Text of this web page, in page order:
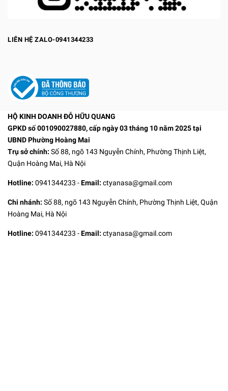
LIÊN HỆ ZALO-0941344233
HỘ KINH DOANH ĐỖ HỮU QUANG
GPKD số 001090027880, cấp ngày 03 tháng 10 năm 2025 tại
UBND Phường Hoàng Mai
Trụ sở chính: Số 88, ngõ 143 Nguyễn Chính, Phường Thịnh Liệt,
Quận Hoàng Mai, Hà Nội
Hotline: 0941344233 -Email: ctyanasa@gmail.com
Chi nhánh: Số 88, ngõ 143 Nguyễn Chính, Phường Thịnh Liệt, Quận
Hoàng Mai, Hà Nội
Hotline: 0941344233 -Email: ctyanasa@gmail.com